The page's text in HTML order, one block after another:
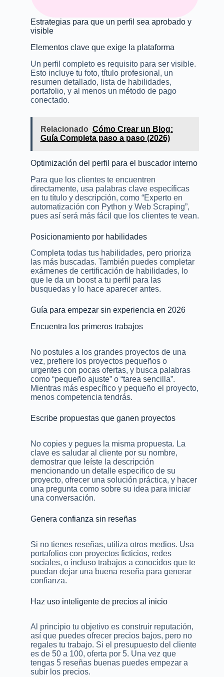
Estrategias para que un perfil sea aprobado y
visible
Elementos clave que exige la plataforma
Un perfil completo es requisito para ser visible.
Esto incluye tu foto, título profesional, un
resumen detallado, lista de habilidades,
portafolio, y al menos un método de pago
conectado.
Relacionado Cómo Crear un Blog:
Guía Completa paso a paso (2026)
Optimización del perfil para el buscador interno
Para que los clientes te encuentren
directamente, usa palabras clave específicas
en tu título y descripción, como “Experto en
automatización con Python y Web Scraping”,
pues así será más fácil que los clientes te vean.
Posicionamiento por habilidades
Completa todas tus habilidades, pero prioriza
las más buscadas. También puedes completar
exámenes de certificación de habilidades, lo
que le da un boost a tu perfil para las
busquedas y lo hace aparecer antes.
Guía para empezar sin experiencia en 2026
Encuentra los primeros trabajos
No postules a los grandes proyectos de una
vez, prefiere los proyectos pequeños o
urgentes con pocas ofertas, y busca palabras
como “pequeño ajuste” o “tarea sencilla”.
Mientras más específico y pequeño el proyecto,
menos competencia tendrás.
Escribe propuestas que ganen proyectos
No copies y pegues la misma propuesta. La
clave es saludar al cliente por su nombre,
demostrar que leíste la descripción
mencionando un detalle especifico de su
proyecto, ofrecer una solución práctica, y hacer
una pregunta como sobre su idea para iniciar
una conversación.
Genera confianza sin reseñas
Si no tienes reseñas, utiliza otros medios. Usa
portafolios con proyectos ficticios, redes
sociales, o incluso trabajos a conocidos que te
puedan dejar una buena reseña para generar
confianza.
Haz uso inteligente de precios al inicio
Al principio tu objetivo es construir reputación,
así que puedes ofrecer precios bajos, pero no
regales tu trabajo. Si el presupuesto del cliente
es de 50 a 100, oferta por 5. Una vez que
tengas 5 reseñas buenas puedes empezar a
subir los precios.